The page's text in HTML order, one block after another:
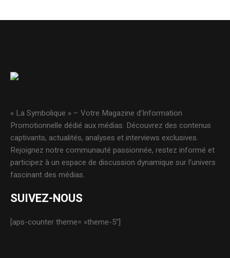
« La Symbolique » – Votre Magazine d’Information
Promotionnelle dédié aux médias. Découvrez des contenus
captivants, actualités, analyses et interviews exclusives.
Rejoignez notre communauté passionnée, restez informé et
participez à un espace de discussion dynamique sur l’univers
fascinant des médias.
SUIVEZ-NOUS
[aps-counter theme= »theme-5″]